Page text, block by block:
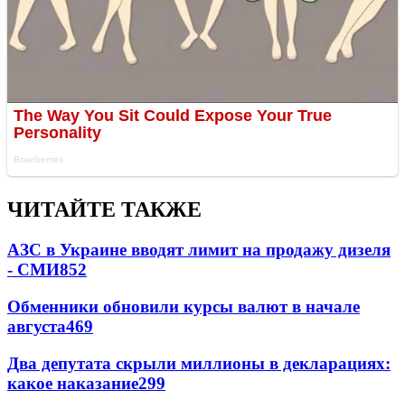
ЧИТАЙТЕ ТАКЖЕ
АЗС в Украине вводят лимит на продажу дизеля
- СМИ852
Обменники обновили курсы валют в начале
августа469
Два депутата скрыли миллионы в декларациях:
какое наказание299